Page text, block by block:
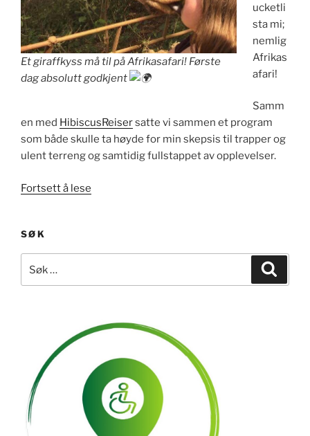
Et giraffkyss må til på Afrikasafari! Første
dag absolutt godkjent
ucketli
sta mi;
nemlig
Afrikas
afari!
Samm
en med HibiscusReisersatte vi sammen et program
som både skulle ta høyde for min skepsis til trapper og
ulent terreng og samtidig fullstappet av opplevelser.
Fortsett å lese
Tanzania»
SØK
etter: